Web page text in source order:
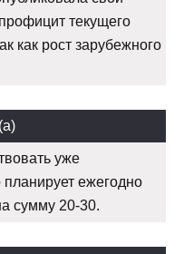
текущего
как рост зарубежного
уже
планирует ежегодно
сумму 20-30.